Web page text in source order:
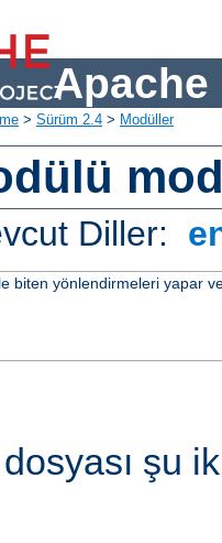
Apache
> Sürüm 2.4 > Modüller
Diller:
biten yönlendirmeleri yapar
şu